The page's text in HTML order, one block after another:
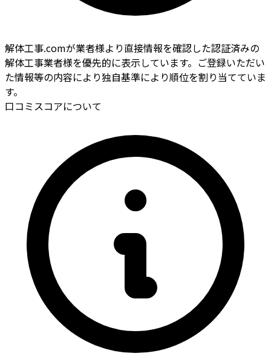
解体工事.comが業者様より直接情報を確認した認証済みの
解体工事業者様を優先的に表示しています。ご登録いただい
た情報等の内容により独自基準により順位を割り当てていま
す。
口コミスコアについて